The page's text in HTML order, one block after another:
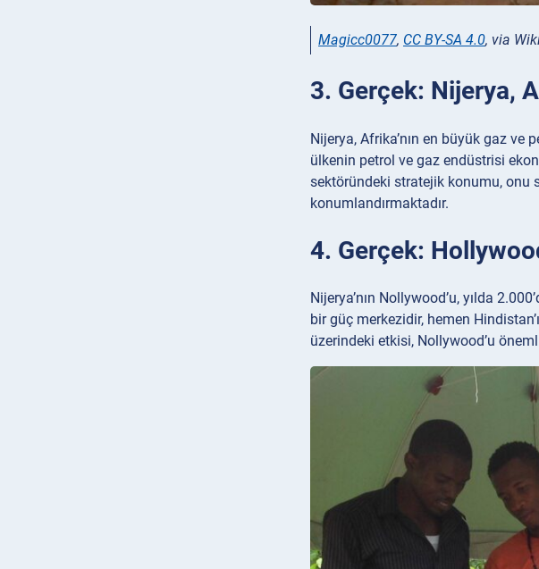
Magicc0077, CC BY-SA 4.0, via
3. Gerçek: Nijerya,
Nijerya, Afrika’nın en büyük gaz ve
ülkenin petrol ve gaz endüstrisi
sektöründeki stratejik konumu, onu
konumlandırmaktadır.
4. Gerçek:
Nijerya’nın Nollywood’u, yılda
bir güç merkezidir, hemen
üzerindeki etkisi, Nollywood’u